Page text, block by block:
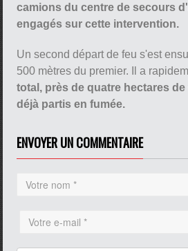
camions du centre de secours
engagés sur cette intervention.
Un second départ de feu s'est
500 mètres du premier. Il a
total, près de quatre hectares
déjà partis en fumée.
ENVOYER UN COMMENTAIRE